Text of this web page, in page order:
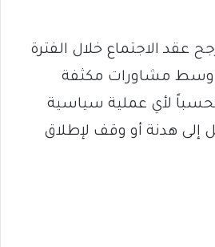
عقد الاجتماع خلال الفترة
وسط مشاورات مكثفة
لأي عملية سياسية
إلى هدنة أو وقف لإطلاق